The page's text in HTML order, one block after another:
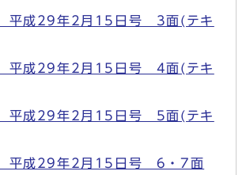
平成29年2月15日号 3面(テキ
平成29年2月15日号 4面(テキ
平成29年2月15日号 5面(テキ
平成29年2月15日号 6・7面